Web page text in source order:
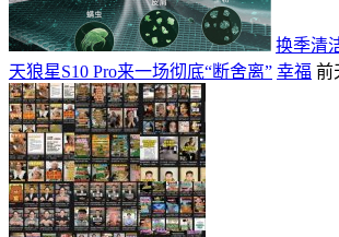
换季清
天狼星S10 Pro来一场彻底“断舍离” 幸福 前